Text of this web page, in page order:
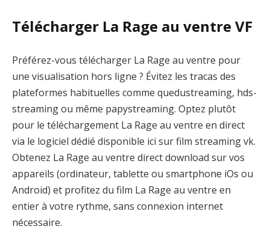
Télécharger La Rage au ventre VF
Préférez-vous télécharger La Rage au ventre pour
une visualisation hors ligne ? Évitez les tracas des
plateformes habituelles comme quedustreaming, hds-
streaming ou même papystreaming. Optez plutôt
pour le téléchargement La Rage au ventre en direct
via le logiciel dédié disponible ici sur film streaming vk.
Obtenez La Rage au ventre direct download sur vos
appareils (ordinateur, tablette ou smartphone iOs ou
Android) et profitez du film La Rage au ventre en
entier à votre rythme, sans connexion internet
nécessaire.